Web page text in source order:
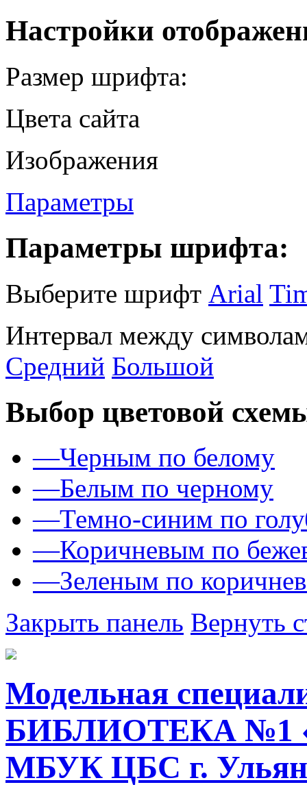
Настройки
Размер шрифта:
Цвета сайта
Изображения
Параметры
Параметры шрифта:
Выберите шрифт Arial
Интервал между
Средний Большой
Выбор цветовой
—Черным по белому
—Белым по черному
—Темно-синим по
—Коричневым по
—Зеленым по
Закрыть панель Вернуть
Модельная
БИБЛИОТЕКА №1
МБУК ЦБС г.